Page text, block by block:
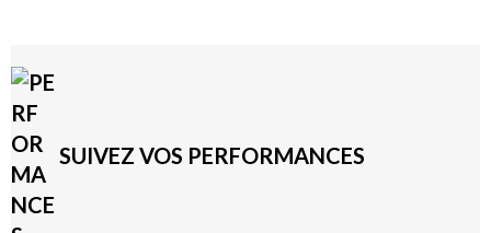
SUIVEZ VOS PERFORMANCES